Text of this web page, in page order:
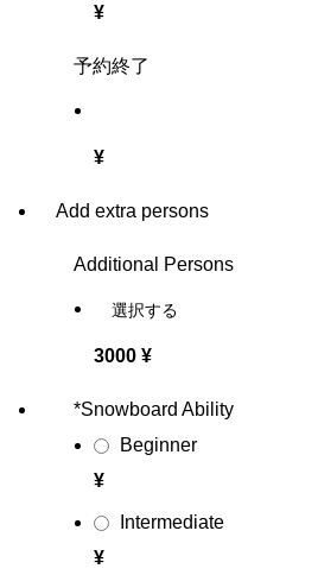
¥
予約終了
¥
Add extra persons
Additional Persons
3000 ¥
*Snowboard Ability
Beginner
¥
Intermediate
¥